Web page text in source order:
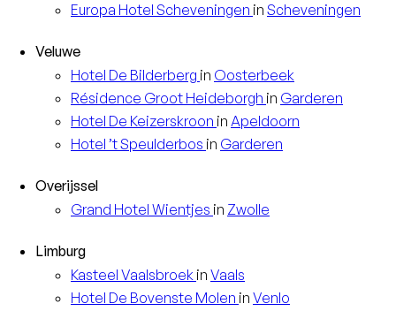
Europa Hotel Scheveningen in Scheveningen
Veluwe
Hotel De Bilderberg in Oosterbeek
Résidence Groot Heideborgh in Garderen
Hotel De Keizerskroon in Apeldoorn
Hotel ’t Speulderbos in Garderen
Overijssel
Grand Hotel Wientjes in Zwolle
Limburg
Kasteel Vaalsbroek in Vaals
Hotel De Bovenste Molen in Venlo